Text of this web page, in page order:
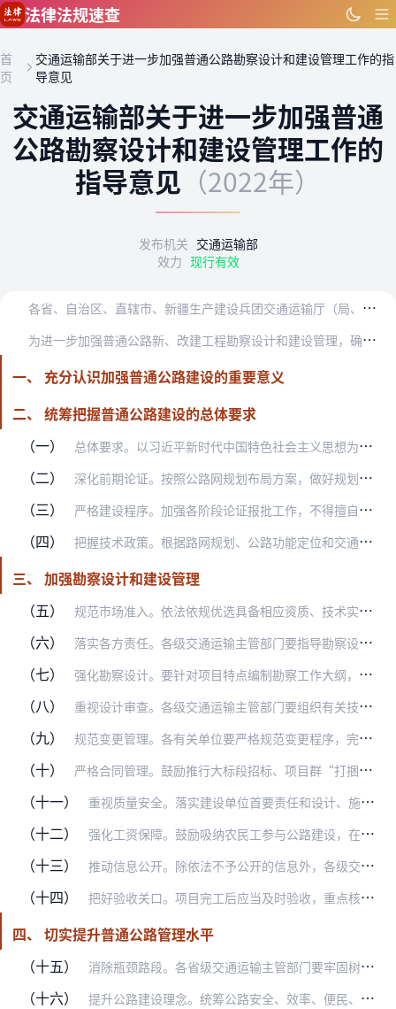
跳到主要内容
法律法规速查
首
页
交通运输部关于进一步加强普通公路勘察设计和建设管理工作的指
导意见
交通运输部关于进一步加强普通
公路勘察设计和建设管理工作的
指导意见 （2022年）
发布机关 交通运输部
效力 现行有效
各
省、自治区、直辖市、新疆生产建设兵团交通运输厅（局、委）：
为
进一步加强普通公路新、改建工程勘察设计和建设管理，确保工程质量、安全、进度和投资效益，推动普通公路高质量发展，打造一流公路基础设施，现提出如下意见：
一、 充分认识加强普通公路建设的重要意义
二、 统筹把握普通公路建设的总体要求
（一）
总体要求。以习近平新时代中国特色社会主义思想为指导，深入贯彻党的十九大和十九届历次全会精神，立足新发展阶段，完整、准确、全面贯彻新发展理念，服务构建新发展格局，…
（二） 深化前期论证。按照公路网规划布局方案，做好规划衔接，充分利用既有线位和设施，结合养护工作安排，合理确定建设时序。省级交通运输主管部门应当加强普通国省道项目前期工…
（三） 严格建设程序。加强各阶段论证报批工作，不得擅自改变建设标准，严禁通过不同渠道重复申报立项、申请政府投资，严禁报大建小套取资金。施工图设计通过审查批复后方可施工，…
（四） 把握技术政策。根据路网规划、公路功能定位和交通量，合理确定公路技术等级或分段技术标准。加强关键技术指标及重大方案的论证，特殊困难路段按标准、规范要求加强安全措施…
三、 加强勘察设计和建设管理
（五）
规范市场准入。依法依规优选具备相应资质、技术实力强、熟悉同类工程、履约和信用记录好、具备较好现场服务能力的参建单位，不得设置本地注册、备案等壁垒，以及明显高于工…
（六） 落实各方责任。各级交通运输主管部门要指导勘察设计单位建立健全内部质量控制体系，加强项目组人员配备，强化内审工作，设计成果要签署齐全，签字人员对设计文件终身负责，…
（七） 强化勘察设计。要针对项目特点编制勘察工作大纲，确定工作方案、工作量和重点，经建设单位同意后实施，勘察成果由建设单位组织验收。加强对不良地质的勘察，设计工作要落实…
（八） 重视设计审查。各级交通运输主管部门要组织有关技术咨询单位或专家开展审查工作，重点对基础资料收集、既有公路充分利用情况、不良地质处治、高边坡稳定性分析、桥涵结构验…
（九） 规范变更管理。各有关单位要严格规范变更程序，完善设计变更台账，加强设计变更信息公开。涉及勘察设计深度、施工组织与施工工艺等问题的，变更审批前应先明确有关责任及处…
（十） 严格合同管理。鼓励推行大标段招标、项目群“打捆”招标、“代建+监理”招标、设计施工总承包等，吸引优秀企业参与建设，提高工程管理能力。各地交通运输主管部门指导建设…
（十一） 重视质量安全。落实建设单位首要责任和设计、施工单位主体责任，实行设计使用期限内工程质量终身责任制。强化施工现场质量安全监管，严格执行质量安全事故报告和事故调查制…
（十二） 强化工资保障。鼓励吸纳农民工参与公路建设，在小型公路基础设施建设领域推广以工代赈方式，带动农村劳动力就地就近就业。依法维护农民工合法权益，落实农民工实名制、合同…
（十三） 推动信息公开。除依法不予公开的信息外，各级交通运输主管部门应当按职责定期公布公路建设市场监管、工程进展和安全事故处理等信息；指导建设单位在网站、工程现场公布项目…
（十四） 把好验收关口。项目完工后应当及时验收，重点核查批复文件执行情况及安全设施、消防设施、防护工程等是否同步建成，邀请公安、应急等部门参加验收。未经交工验收、交工验收…
四、 切实提升普通公路管理水平
（十五）
消除瓶颈路段。各省级交通运输主管部门要牢固树立大局意识，坚持全国“一盘棋”，强化落实主体责任，健全完善分级责任体系，定期组织开展普通国省道瓶颈路段摸底排查等工作…
（十六） 提升公路建设理念。统筹公路安全、效率、便民、投资、节地、环境等因素，合理确定技术方案和主要指标，减少大填大挖，注重生态恢复和景观设计，加强废旧材料循环利用。加强…